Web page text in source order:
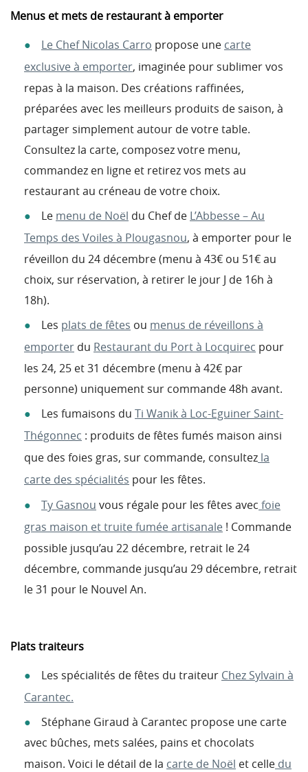
Menus et mets de restaurant à emporter
Le Chef Nicolas Carro propose une carte
exclusive à emporter, imaginée pour sublimer vos
repas à la maison. Des créations raffinées,
préparées avec les meilleurs produits de saison, à
partager simplement autour de votre table.
Consultez la carte, composez votre menu,
commandez en ligne et retirez vos mets au
restaurant au créneau de votre choix.
Le menu de Noël du Chef de L’Abbesse – Au
Temps des Voiles à Plougasnou, à emporter pour le
réveillon du 24 décembre (menu à 43€ ou 51€ au
choix, sur réservation, à retirer le jour J de 16h à
18h).
Les plats de fêtes ou menus de réveillons à
emporter du Restaurant du Port à Locquirec pour
les 24, 25 et 31 décembre (menu à 42€ par
personne) uniquement sur commande 48h avant.
Les fumaisons du Ti Wanik à Loc-Eguiner Saint-
Thégonnec : produits de fêtes fumés maison ainsi
que des foies gras, sur commande, consultez la
carte des spécialités pour les fêtes.
Ty Gasnou vous régale pour les fêtes avec foie
gras maison et truite fumée artisanale ! Commande
possible jusqu’au 22 décembre, retrait le 24
décembre, commande jusqu’au 29 décembre, retrait
le 31 pour le Nouvel An.
Plats traiteurs
Les spécialités de fêtes du traiteur Chez Sylvain à
Carantec.
Stéphane Giraud à Carantec propose une carte
avec bûches, mets salées, pains et chocolats
maison. Voici le détail de la carte de Noël et celle du